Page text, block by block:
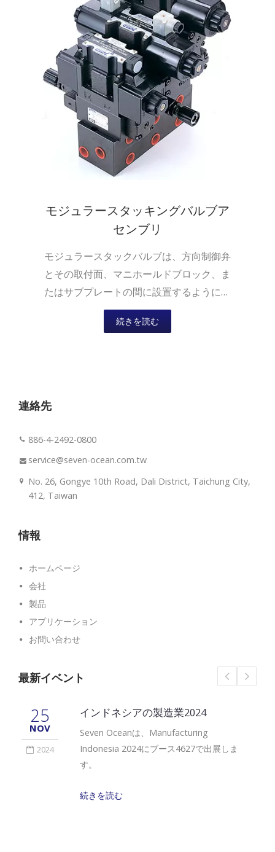
モジュラースタッキングバルブア
センブリ
モジュラースタックバルブは、方向制御弁
とその取付面、マニホールドブロック、ま
たはサブプレートの間に設置するように設
計されています。Seven...
続きを読む
連絡先
886-4-2492-0800
service@seven-ocean.com.tw
No. 26, Gongye 10th Road, Dali District, Taichung City,
412, Taiwan
情報
ホームページ
会社
製品
アプリケーション
お問い合わせ
最新イベント
25
NOV
2024
インドネシアの製造業2024
Seven Oceanは、Manufacturing
Indonesia 2024にブース4627で出展しま
す。
続きを読む